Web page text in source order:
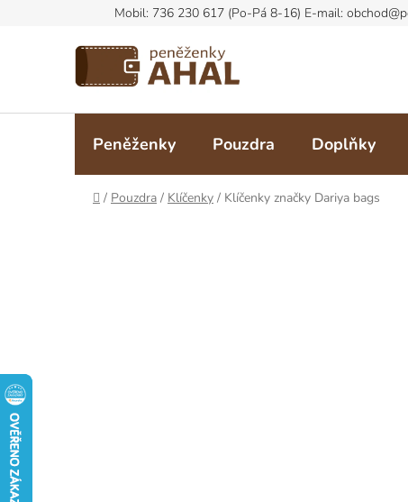
Peněženky Pouzdra Doplňky
Domů
/ Pouzdra / Klíčenky / Klíčenky značky Dariya bags